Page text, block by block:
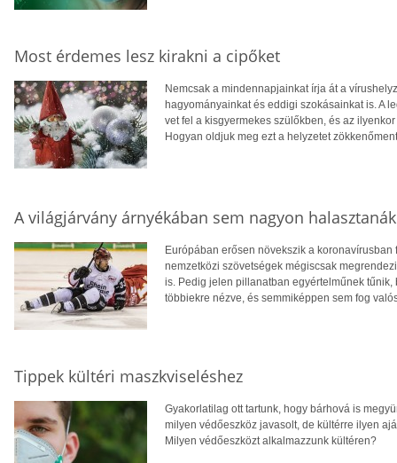
Most érdemes lesz kirakni a cipőket
Nemcsak a mindennapjainkat írja át a
hagyományainkat és eddigi szokásainkat is. A
vet fel a kisgyermekes szülőkben, és az
Hogyan oldjuk meg ezt a helyzetet
A világjárvány árnyékában sem nagyon
Európában erősen növekszik a
nemzetközi szövetségek mégiscsak
is. Pedig jelen pillanatban egyértelműnek
többiekre nézve, és semmiképpen sem fog
Tippek kültéri maszkviseléshez
Gyakorlatilag ott tartunk, hogy bárhová is
milyen védőeszköz javasolt, de kültérre ilyen
Milyen védőeszközt alkalmazzunk kültéren?